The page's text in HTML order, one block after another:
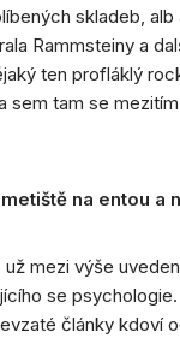
skladeb, alb
Rammsteiny a
ten profláklý
sem tam se
na entou a
mezi výše
se
články kdoví